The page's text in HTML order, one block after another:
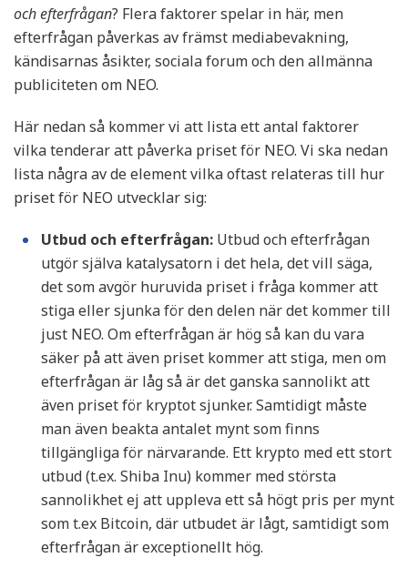
och efterfrågan? Flera faktorer spelar in här, men
efterfrågan påverkas av främst mediabevakning,
kändisarnas åsikter, sociala forum och den allmänna
publiciteten om NEO.
Här nedan så kommer vi att lista ett antal faktorer
vilka tenderar att påverka priset för NEO. Vi ska nedan
lista några av de element vilka oftast relateras till hur
priset för NEO utvecklar sig:
Utbud och efterfrågan: Utbud och efterfrågan
utgör själva katalysatorn i det hela, det vill säga,
det som avgör huruvida priset i fråga kommer att
stiga eller sjunka för den delen när det kommer till
just NEO. Om efterfrågan är hög så kan du vara
säker på att även priset kommer att stiga, men om
efterfrågan är låg så är det ganska sannolikt att
även priset för kryptot sjunker. Samtidigt måste
man även beakta antalet mynt som finns
tillgängliga för närvarande. Ett krypto med ett stort
utbud (t.ex. Shiba Inu) kommer med största
sannolikhet ej att uppleva ett så högt pris per mynt
som t.ex Bitcoin, där utbudet är lågt, samtidigt som
efterfrågan är exceptionellt hög.